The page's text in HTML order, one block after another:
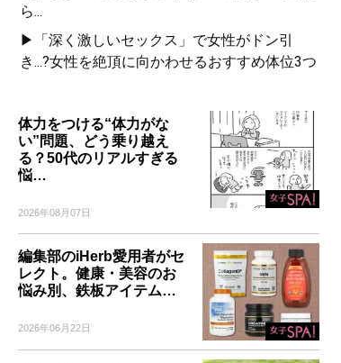
ら...
▶「深く激しいセックス」で女性がドン引
き...?女性を絶頂に向かわせるおすすめ体位3つ
体力をつける“体力がな
い”問題、どう乗り越え
る？50代のリアルすぎる
悩…
2026年08月07日
編集部のiHerb愛用者がセ
レクト。健康・美容のお
悩み別、鉄板アイテム…
2026年06月22日